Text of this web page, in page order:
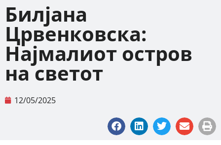
Билјана
Црвенковска:
Најмалиот остров
на светот
12/05/2025